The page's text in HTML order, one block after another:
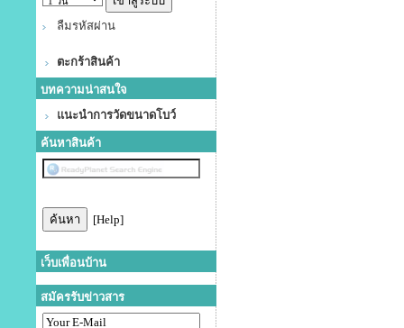
ลืมรหัสผ่าน
ตะกร้าสินค้า
บทความน่าสนใจ
แนะนำการวัดขนาดโบว์
ค้นหาสินค้า
[Help]
เว็บเพื่อนบ้าน
สมัครรับข่าวสาร